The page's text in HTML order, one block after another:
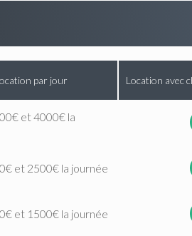
par jour Location avec
et 4000€ la
et 2500€ la journée
et 1500€ la journée